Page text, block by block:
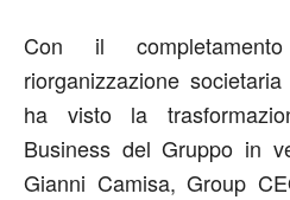
Con il
riorganizzazione
ha visto la
Business del Gruppo in
Gianni Camisa, Group